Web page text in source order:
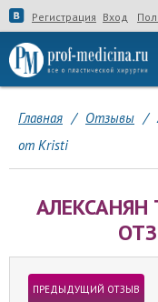
Регистрация Вход
Главная / Отзывы /
от Kristi
АЛЕКСАНЯН
ПРЕДЫДУЩИЙ ОТЗЫВ